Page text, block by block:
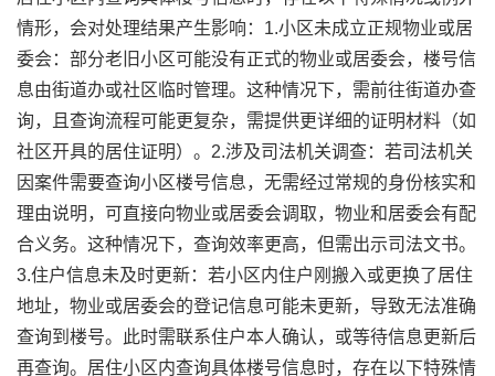
情形，会对处理结果产生影响：1.小区未成立正规物业或居
委会：部分老旧小区可能没有正式的物业或居委会，楼号信
息由街道办或社区临时管理。这种情况下，需前往街道办查
询，且查询流程可能更复杂，需提供更详细的证明材料（如
社区开具的居住证明）。2.涉及司法机关调查：若司法机关
因案件需要查询小区楼号信息，无需经过常规的身份核实和
理由说明，可直接向物业或居委会调取，物业和居委会有配
合义务。这种情况下，查询效率更高，但需出示司法文书。
3.住户信息未及时更新：若小区内住户刚搬入或更换了居住
地址，物业或居委会的登记信息可能未更新，导致无法准确
查询到楼号。此时需联系住户本人确认，或等待信息更新后
再查询。居住小区内查询具体楼号信息时，存在以下特殊情